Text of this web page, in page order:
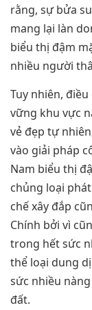
rằng, sự bửa
mang lại làn
biểu thị đậm
nhiều người
Tuy nhiên,
vững khu vực
vẻ đẹp tự
vào giải pháp
Nam biểu thị
chủng loại
chế xây đắp
Chính bởi vì
trong hết sức
thể loại dung
sức nhiều
đất.